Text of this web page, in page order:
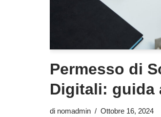
Permesso di
Digitali: guida
di nomadmin Ottobre 16, 2024